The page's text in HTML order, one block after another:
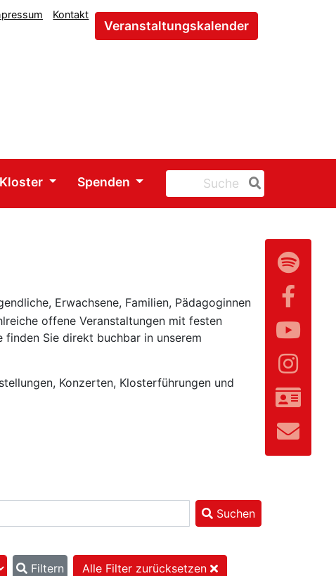
Kontakt
Veranstaltungskalender
Spenden
Erwachsene, Familien, Pädagoginnen
offene Veranstaltungen mit festen
Sie direkt buchbar in unserem
Konzerten, Klosterführungen und
Suchen
Filtern Alle Filter zurücksetzen